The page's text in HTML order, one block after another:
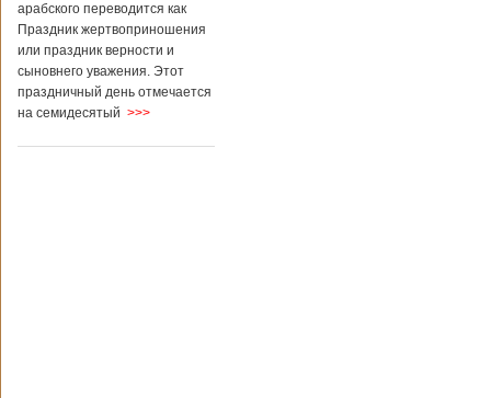
арабского переводится как
Праздник жертвоприношения
или праздник верности и
сыновнего уважения. Этот
праздничный день отмечается
на семидесятый >>>